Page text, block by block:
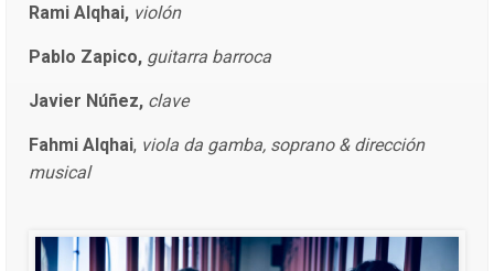
Rami Alqhai, violón
Pablo Zapico, guitarra barroca
Javier Núñez, clave
Fahmi Alqhai, viola da gamba, soprano & dirección
musical